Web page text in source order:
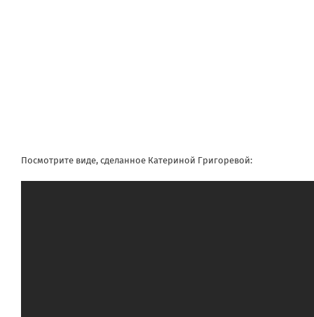
Посмотрите виде, сделанное Катериной Григоревой: